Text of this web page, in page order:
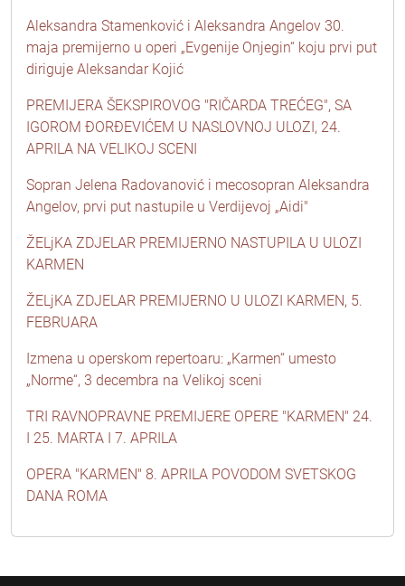
Aleksandra Stamenković i Aleksandra Angelov 30.
maja premijerno u operi „Evgenije Onjegin“ koju prvi put
diriguje Aleksandar Kojić
PREMIJERA ŠEKSPIROVOG "RIČARDA TREĆEG", SA
IGOROM ĐORĐEVIĆEM U NASLOVNOJ ULOZI, 24.
APRILA NA VELIKOJ SCENI
Sopran Jelena Radovanović i mecosopran Aleksandra
Angelov, prvi put nastupile u Verdijevoj „Aidi"
ŽELjKA ZDJELAR PREMIJERNO NASTUPILA U ULOZI
KARMEN
ŽELjKA ZDJELAR PREMIJERNO U ULOZI KARMEN, 5.
FEBRUARA
Izmena u operskom repertoaru: „Karmen“ umesto
„Norme“, 3 decembra na Velikoj sceni
TRI RAVNOPRAVNE PREMIJERE OPERE "KARMEN" 24.
I 25. MARTA I 7. APRILA
OPERA "KARMEN" 8. APRILA POVODOM SVETSKOG
DANA ROMA